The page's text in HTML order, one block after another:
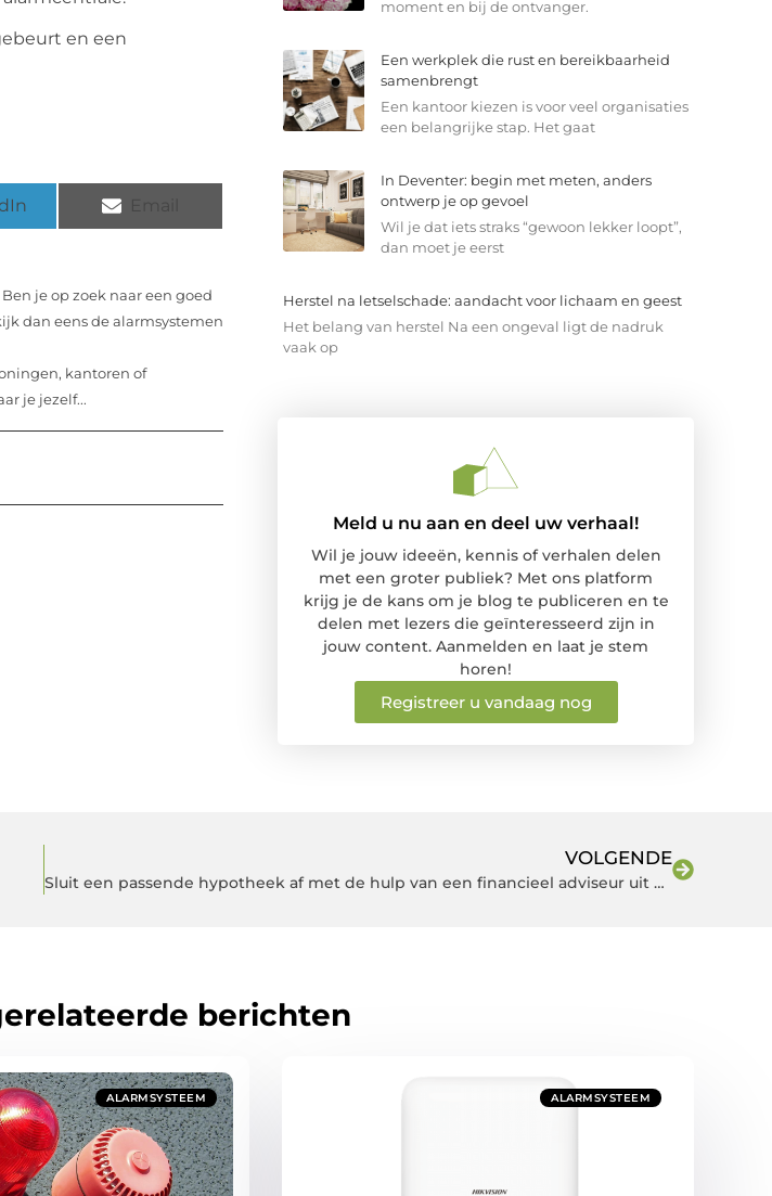
en een
Ben je op zoek naar een goed
dan eens de alarmsystemen
kantoren of
je jezelf...
moment en bij de ontvanger.
Een werkplek die rust en bereikbaarheid
samenbrengt
Een kantoor kiezen is voor veel organisaties
een belangrijke stap. Het gaat
In Deventer: begin met meten, anders
ontwerp je op gevoel
Wil je dat iets straks “gewoon lekker loopt”,
dan moet je eerst
Herstel na letselschade: aandacht voor lichaam en geest
Het belang van herstel Na een ongeval ligt de nadruk
vaak op
Meld u nu aan en deel uw verhaal!
Wil je jouw ideeën, kennis of verhalen delen
met een groter publiek? Met ons platform
krijg je de kans om je blog te publiceren en te
delen met lezers die geïnteresseerd zijn in
jouw content. Aanmelden en laat je stem
horen!
Registreer u vandaag nog
VOLGENDE
Sluit een passende hypotheek af met de hulp van een financieel adviseur uit Arnhem
berichten
ALARMSYSTEEM ALARMSYSTEEM